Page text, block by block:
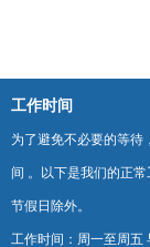
工作时间
为了避免不必要的等待
间 。以下是我们的正
节假日除外。
工作时间：周一至周五